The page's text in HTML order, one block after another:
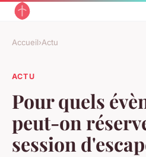
Accueil›Actu
ACTU
Pour quels
peut-on
session